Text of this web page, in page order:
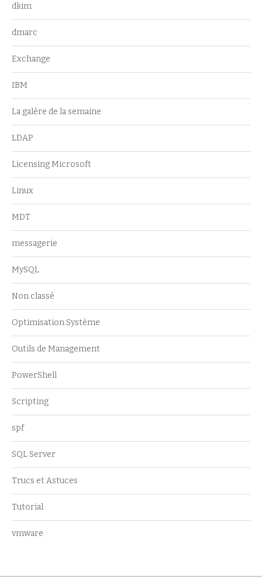
dkim
dmarc
Exchange
IBM
La galère de la semaine
LDAP
Licensing Microsoft
Linux
MDT
messagerie
MySQL
Non classé
Optimisation Système
Outils de Management
PowerShell
Scripting
spf
SQL Server
Trucs et Astuces
Tutorial
vmware